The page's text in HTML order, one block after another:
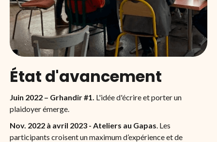
État d'avancement
Juin 2022 – Grhandir #1. L'idée d'écrire et porter un
plaidoyer émerge.
Nov. 2022 à avril 2023 - Ateliers au Gapas. Les
participants croisent un maximum d’expérience et de